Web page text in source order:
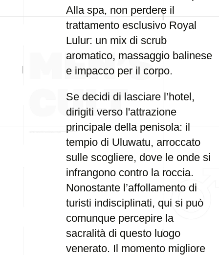
Alla spa, non perdere il
trattamento esclusivo Royal
Lulur: un mix di scrub
aromatico, massaggio balinese
e impacco per il corpo.
Se decidi di lasciare l’hotel,
dirigiti verso l'attrazione
principale della penisola: il
tempio di Uluwatu, arroccato
sulle scogliere, dove le onde si
infrangono contro la roccia.
Nonostante l’affollamento di
turisti indisciplinati, qui si può
comunque percepire la
sacralità di questo luogo
venerato. Il momento migliore